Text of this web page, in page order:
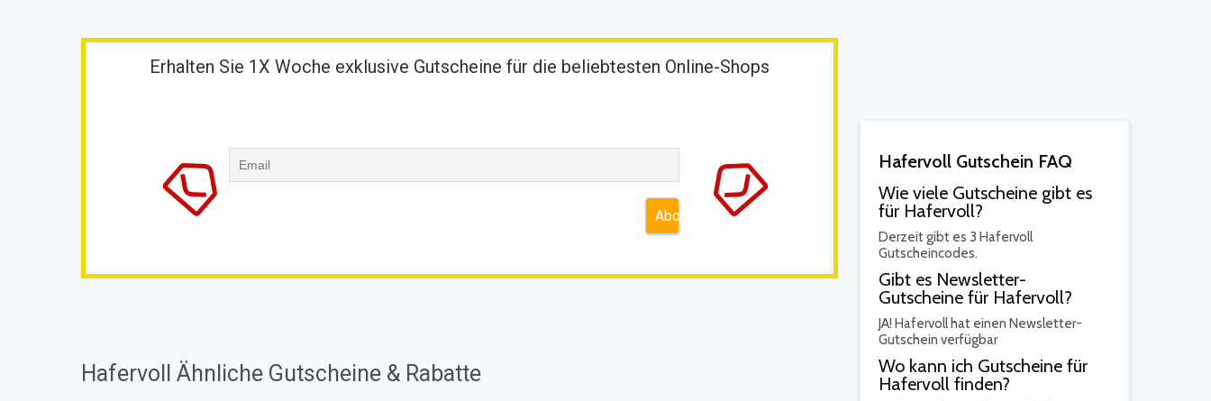
Hafervoll Gutschein FAQ
Wie viele Gutscheine gibt es
für Hafervoll?
Derzeit gibt es 3 Hafervoll
Gutscheincodes.
Gibt es Newsletter-
Gutscheine für Hafervoll?
JA! Hafervoll hat einen Newsletter-
Gutschein verfügbar
Wo kann ich Gutscheine für
Hafervoll finden?
Erhalten Sie 1X Woche exklusive Gutscheine für die beliebtesten Online-Shops
Hafervoll Ähnliche Gutscheine & Rabatte